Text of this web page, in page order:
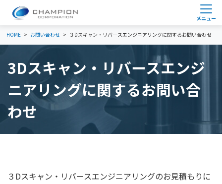
HOME お問い合わせ ３Dスキャン・リバースエンジニアリングに関するお問い合わせ
3Dスキャン・リバースエンジ
ニアリングに関するお問い合
わせ
３Dスキャン・リバースエンジニアリングのお見積もりに